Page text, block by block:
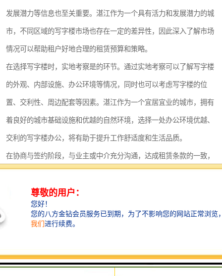
发展潜力等信息也至关重要。湛江作为一个具有活力和发展潜力的城
市，不同区域的写字楼市场也存在一定的差异性，因此深入了解市场
情况可以帮助租户好地合理的租赁预算和策略。
在选择写字楼时，实地考察是的环节。通过实地考察可以了解写字楼
的外观、内部设施、办公环境等情况，同时也可以考虑写字楼的位
置、交利性、周边配套等因素。湛江作为一个宜居宜业的城市，拥有
着良好的城市基础设施和优越的自然环境，选择一处办公环境优越、
交利的写字楼办公，将有助于提升工作舒适度和生活品质。
在协商与签约阶段，与业主或中介充分沟通，达成租赁条款的一致，
金、租期、付款方式、违约责任等内容，确保自身权益不受损害。同
时，在租赁期间需遵守合同规定，按时支付租金，与业主或物业管理
方保持良好沟通，共同维护办公环境，共同营造和谐的办公氛围。
售方需要根据写字楼的地理位置、设施条件、市场供求等因素，合理
中心区 华强北
南山区 西丽
南头 高新园
深圳超级总部基地 后海
蛇口 南油
华侨城 南山蛇口
宝安西乡
光明区